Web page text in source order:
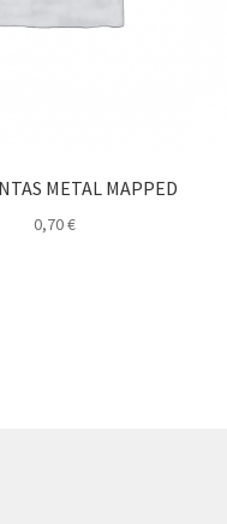
METAL MAPPED
0,70€